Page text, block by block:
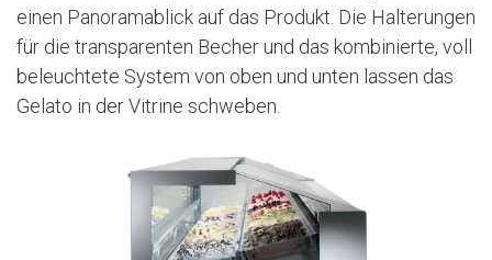
einen Panoramablick auf das Produkt. Die Halterungen
für die transparenten Becher und das kombinierte, voll
beleuchtete System von oben und unten lassen das
Gelato in der Vitrine schweben.